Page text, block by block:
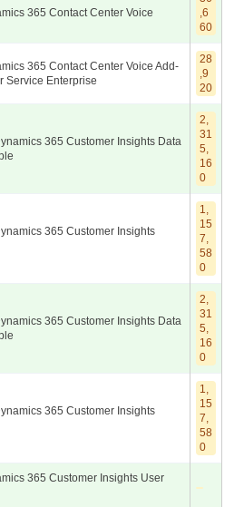
365 Contact Center Voice
,6
60
365 Contact Center Voice Add-
Service Enterprise
28
,9
20
365 Customer Insights Data
2,
31
5,
16
0
365 Customer Insights
1,
15
7,
58
0
365 Customer Insights Data
2,
31
5,
16
0
365 Customer Insights
1,
15
7,
58
0
365 Customer Insights User